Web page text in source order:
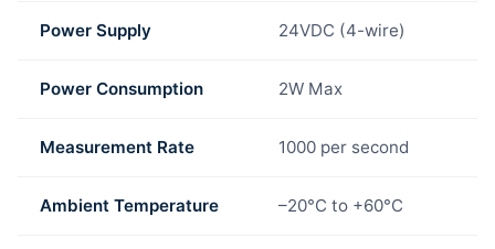
Power Supply 24VDC (4-wire)
Power Consumption 2W Max
Measurement Rate 1000 per second
Ambient Temperature –20°C to +60°C